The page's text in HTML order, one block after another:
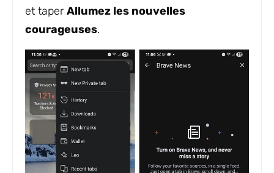
et taper Allumez les nouvelles
courageuses.